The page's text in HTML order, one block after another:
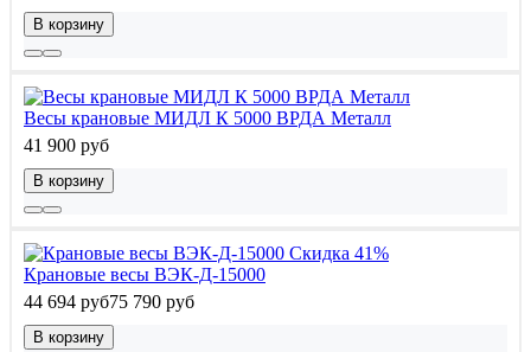
В корзину
Весы крановые МИДЛ К 5000 ВРДА Металл
41 900 руб
В корзину
Скидка 41%
Крановые весы ВЭК-Д-15000
44 694 руб75 790 руб
В корзину